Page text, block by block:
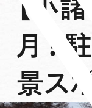
【小
月？
景ス